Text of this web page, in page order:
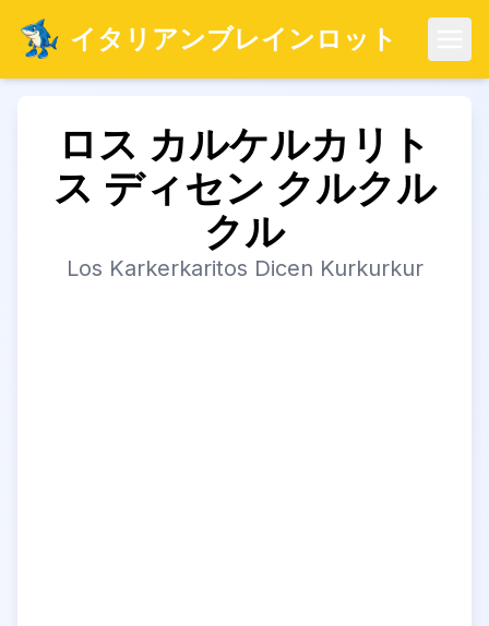
イタリアンブレインロット
ロス カルケルカリト
ス ディセン クルクル
クル
Los Karkerkaritos Dicen Kurkurkur